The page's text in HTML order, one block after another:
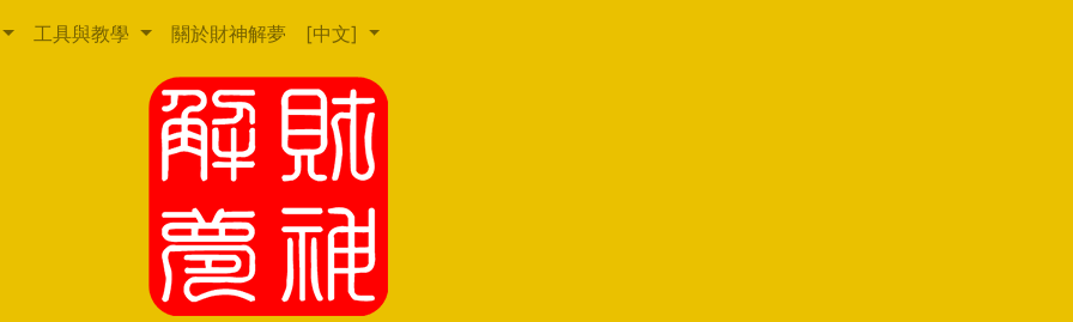
工具與教學 關於財神解夢 [中文]